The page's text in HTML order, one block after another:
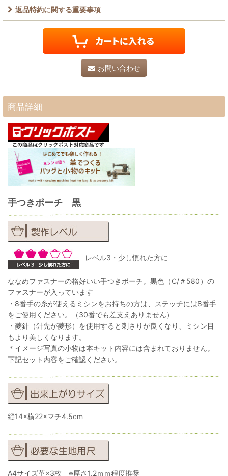
返品特約に関する重要事項
お問い合わせ
商品詳細
手つきポーチ 黒
レベル3・少し慣れた方に
ななめファスナーの格好いい手つきポーチ。黒色（C/＃580）の
ファスナーが入っています
・8番手の糸が使えるミシンをお持ちの方は、ステッチには8番手
をご使用ください。（30番でも差支えありません）
・菱針（針先が菱形）を使用すると刺さりが良くなり、ミシン目
もより美しくなります。
＊イメージ写真の小物は本キット内容には含まれておりません。
下記セット内容をご確認ください。
縦14×横22×マチ4.5cm
A4サイズ革×3枚 ※厚さ1.2ｍｍ程度推奨